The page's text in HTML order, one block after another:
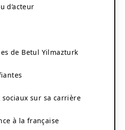
d’acteur
de Betul Yilmazturk
sur sa carrière
à la française